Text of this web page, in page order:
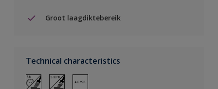
Groot laagdiktebereik
Technical characteristics